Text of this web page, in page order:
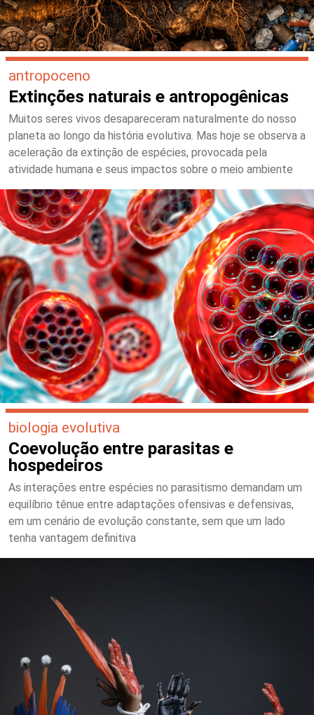
antropoceno
Extinções naturais e antropogênicas
Muitos seres vivos desapareceram naturalmente do nosso
planeta ao longo da história evolutiva. Mas hoje se observa a
aceleração da extinção de espécies, provocada pela
atividade humana e seus impactos sobre o meio ambiente
biologia evolutiva
Coevolução entre parasitas e
hospedeiros
As interações entre espécies no parasitismo demandam um
equilíbrio tênue entre adaptações ofensivas e defensivas,
em um cenário de evolução constante, sem que um lado
tenha vantagem definitiva